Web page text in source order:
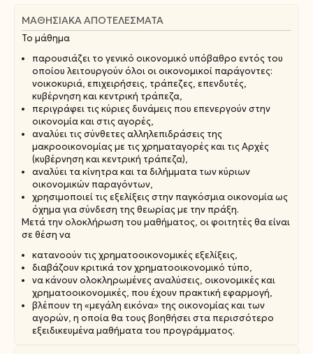
ΜΑΘΗΣΙΑΚΆ ΑΠΟΤΕΛΈΣΜΑΤΑ
Το μάθημα
παρουσιάζει το γενικό οικονομικό υπόβαθρο εντός του
οποίου λειτουργούν όλοι οι οικονομικοί παράγοντες:
νοικοκυριά, επιχειρήσεις, τράπεζες, επενδυτές,
κυβέρνηση και κεντρική τράπεζα,
περιγράφει τις κύριες δυνάμεις που επενεργούν στην
οικονομία και στις αγορές,
αναλύει τις σύνθετες αλληλεπιδράσεις της
μακροοικονομίας με τις χρηματαγορές και τις Αρχές
(κυβέρνηση και κεντρική τράπεζα),
αναλύει τα κίνητρα και τα διλήμματα των κύριων
οικονομικών παραγόντων,
χρησιμοποιεί τις εξελίξεις στην παγκόσμια οικονομία ως
όχημα για σύνδεση της θεωρίας με την πράξη.
Μετά την ολοκλήρωση του μαθήματος, οι φοιτητές θα είναι
σε θέση να
κατανοούν τις χρηματοοικονομικές εξελίξεις,
διαβάζουν κριτικά τον χρηματοοικονομικό τύπο,
να κάνουν ολοκληρωμένες αναλύσεις, οικονομικές και
χρηματοοικονομικές, που έχουν πρακτική εφαρμογή,
βλέπουν τη «μεγάλη εικόνα» της οικονομίας και των
αγορών, η οποία θα τους βοηθήσει στα περισσότερο
εξειδικευμένα μαθήματα του προγράμματος.